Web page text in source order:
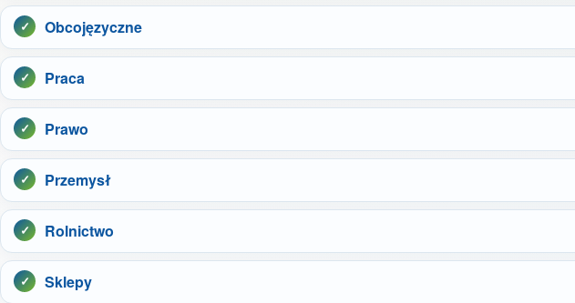
Obcojęzyczne
Praca
Prawo
Przemysł
Rolnictwo
Sklepy